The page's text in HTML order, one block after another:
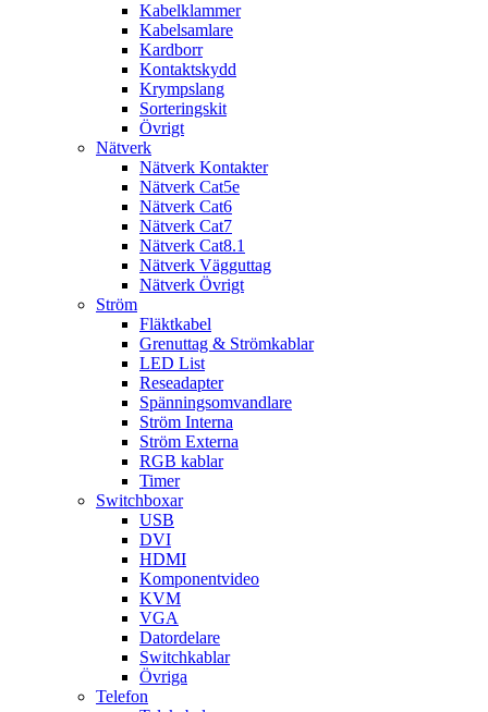
Kabelklammer
Kabelsamlare
Kardborr
Kontaktskydd
Krympslang
Sorteringskit
Övrigt
Nätverk
Nätverk Kontakter
Nätverk Cat5e
Nätverk Cat6
Nätverk Cat7
Nätverk Cat8.1
Nätverk Vägguttag
Nätverk Övrigt
Ström
Fläktkabel
Grenuttag & Strömkablar
LED List
Reseadapter
Spänningsomvandlare
Ström Interna
Ström Externa
RGB kablar
Timer
Switchboxar
USB
DVI
HDMI
Komponentvideo
KVM
VGA
Datordelare
Switchkablar
Övriga
Telefon